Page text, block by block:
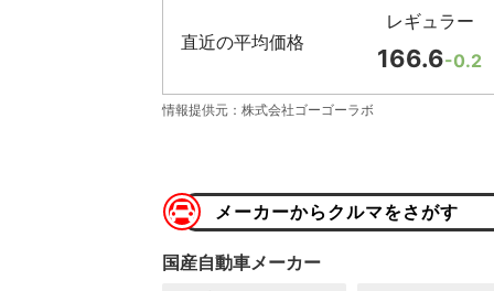
直近の平均価格
レギュラー
166.6-0.2
情報提供元：株式会社ゴーゴーラボ
メーカーからクルマをさがす
国産自動車メーカー